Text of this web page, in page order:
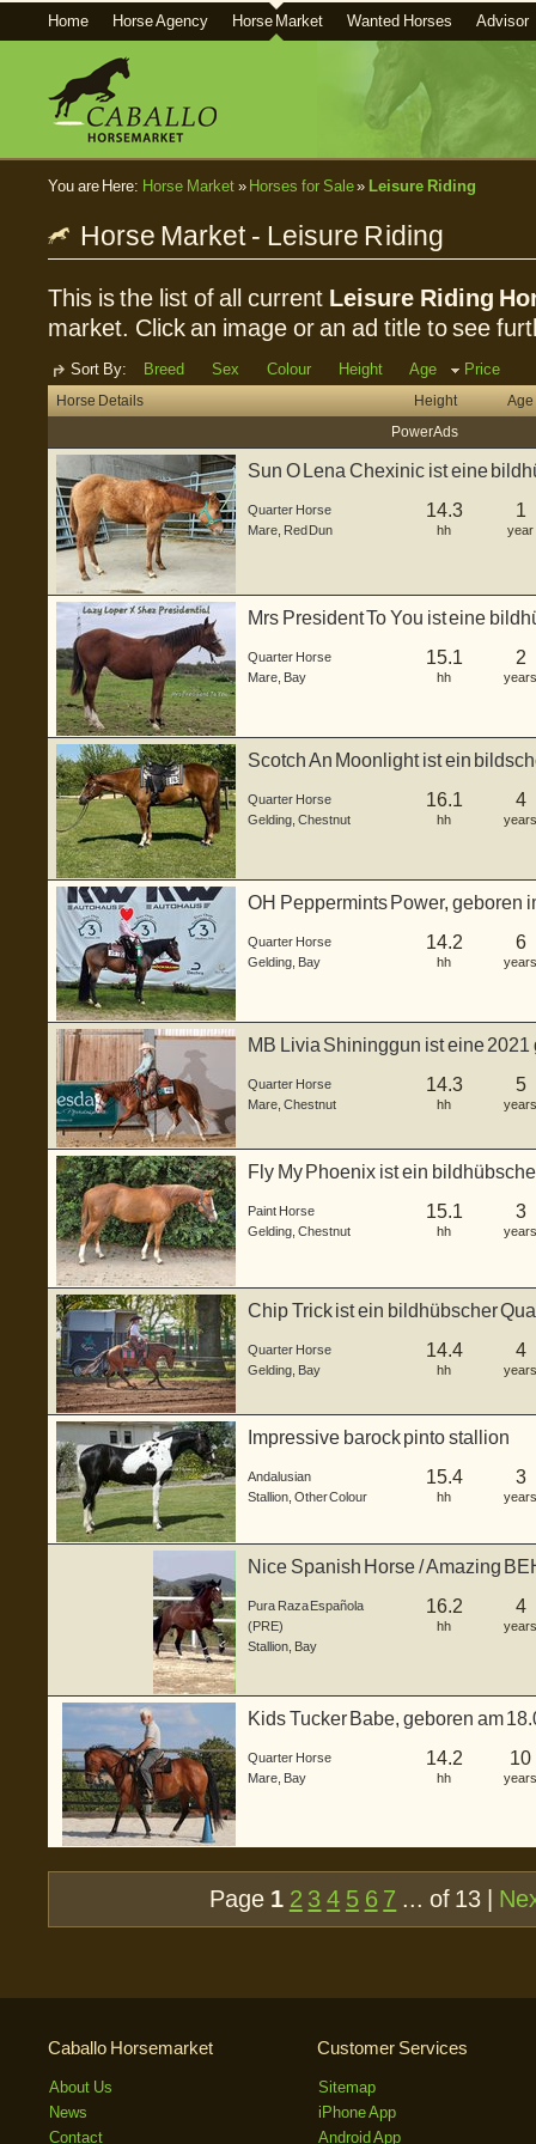
Home Horse Agency Horse Market Wanted Horses Advisor
You are Here: Horse Market» Horses for Sale» Leisure Riding
Horse Market - Leisure Riding
This is the list of all current Leisure Riding
market. Click an image or an ad title to see
Sort By: Breed Sex Colour Height Age Price
Horse Details Height
Age
Power Ads
Sun O Lena Chexinic ist eine
Quarter Horse
Mare Red Dun
14.3
hh
1
year
Mrs President To You ist eine
Quarter Horse
Mare Bay
15.1
hh
2
years
Scotch An Moonlight ist ein
Quarter Horse
Gelding Chestnut
16.1
hh
4
years
OH Peppermints Power, geboren
Quarter Horse
Gelding Bay
14.2
hh
6
years
MB Livia Shininggun ist eine
Quarter Horse
Mare Chestnut
14.3
hh
5
years
Fly My Phoenix ist ein
Paint Horse
Gelding Chestnut
15.1
hh
3
years
Chip Trick ist ein bildhübscher
Quarter Horse
Gelding Bay
14.4
hh
4
years
Impressive barock pinto stallion
Andalusian
Stallion Other Colour
15.4
hh
3
years
Nice Spanish Horse / Amazing
Pura Raza Española
(PRE)
Stallion Bay
16.2
hh
4
years
Kids Tucker Babe, geboren am
Quarter Horse
Mare Bay
14.2
hh
10
years
Page 1 2 3 4 5 6 7 ... of 13 |
Caballo Horsemarket
About Us
News
Contact
Customer Services
Sitemap
iPhone App
Android App